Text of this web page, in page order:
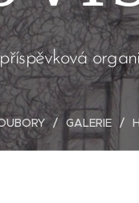
příspěvková
GALERIE